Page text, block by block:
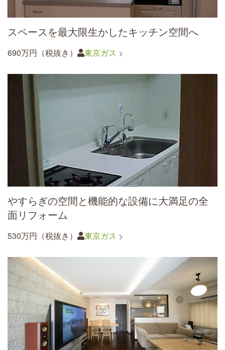
スペースを最大限生かしたキッチン空間へ
690万円（税抜き） 東京ガス
やすらぎの空間と機能的な設備に大満足の全
面リフォーム
530万円（税抜き） 東京ガス